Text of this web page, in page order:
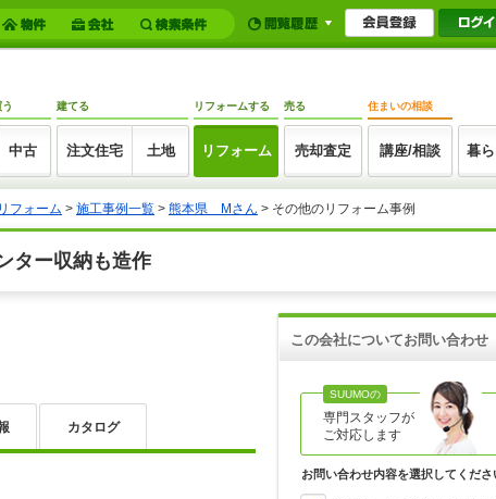
中古
建てる
注文住宅 土地
リフォームする
リフォーム
売る
売却査定
住まいの相談
講座/相談 暮
フォーム > 施工事例一覧 > 熊本県 Mさん > その他のリフォーム事例
ター収納も造作
カタログ
この会社についてお問い合わせ
SUUMOの
専門スタッフが
ご対応します
お問い合わせ内容を選択してくださ